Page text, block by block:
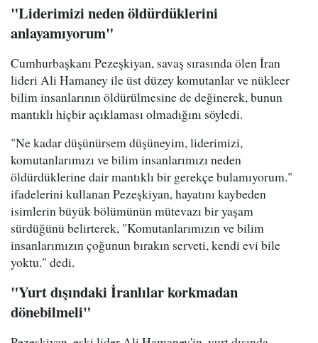
"Liderimizi neden öldürdüklerini
anlayamıyorum"
Cumhurbaşkanı Pezeşkiyan, savaş sırasında ölen İran
lideri Ali Hamaney ile üst düzey komutanlar ve nükleer
bilim insanlarının öldürülmesine de değinerek, bunun
mantıklı hiçbir açıklaması olmadığını söyledi.
"Ne kadar düşünürsem düşüneyim, liderimizi,
komutanlarımızı ve bilim insanlarımızı neden
öldürdüklerine dair mantıklı bir gerekçe bulamıyorum."
ifadelerini kullanan Pezeşkiyan, hayatını kaybeden
isimlerin büyük bölümünün mütevazı bir yaşam
sürdüğünü belirterek, "Komutanlarımızın ve bilim
insanlarımızın çoğunun bırakın serveti, kendi evi bile
yoktu." dedi.
"Yurt dışındaki İranlılar korkmadan
dönebilmeli"